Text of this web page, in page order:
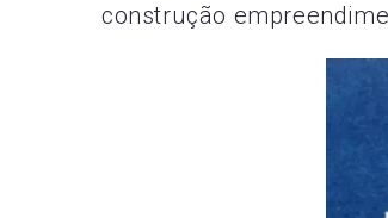
construção